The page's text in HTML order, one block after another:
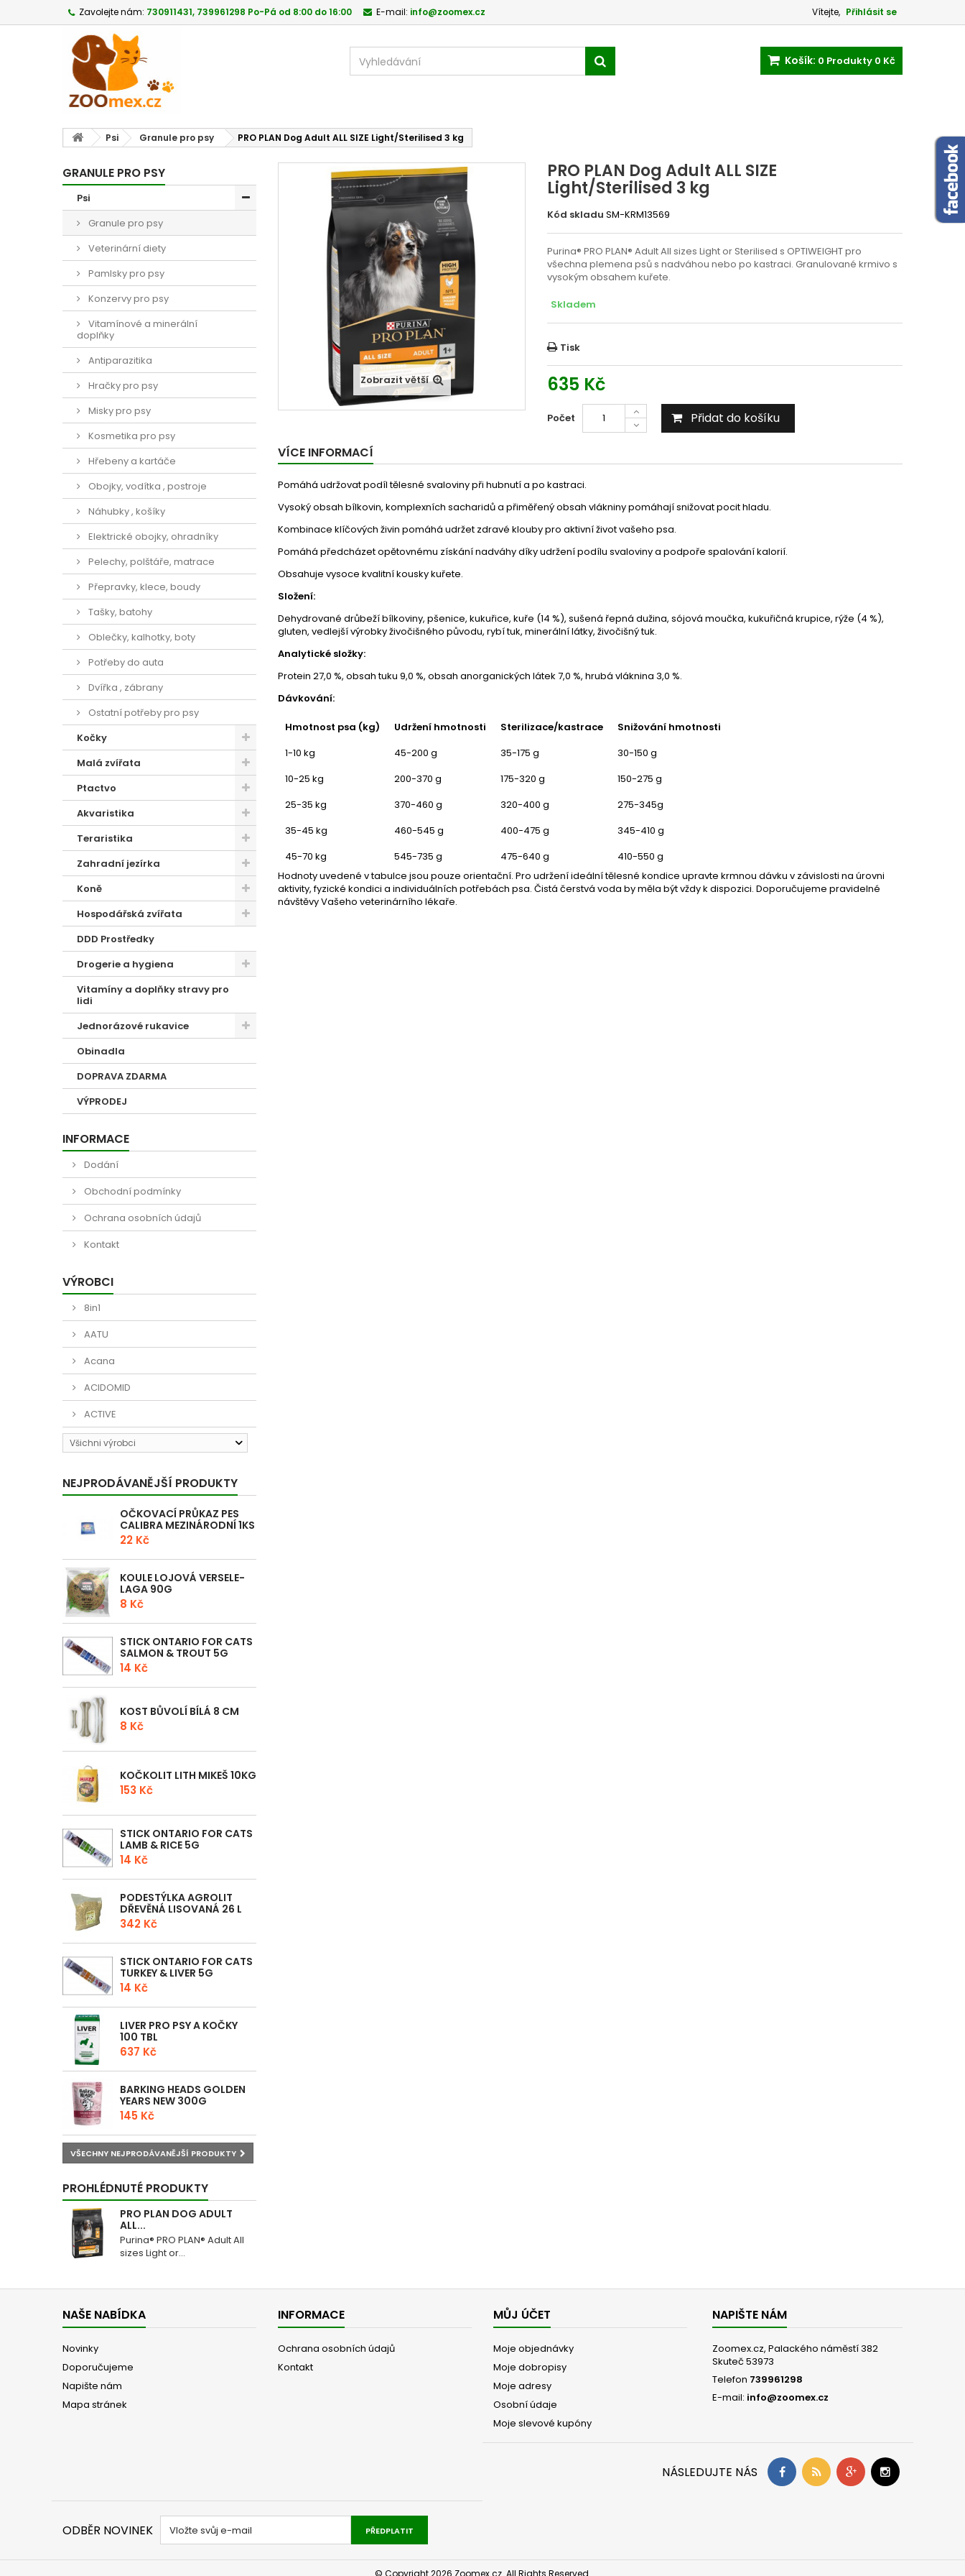
Vítejte, Přihlásit se
Zavolejte nám: 730911431, 739961298 Po-Pá od 8:00 do 16:00 E-mail: info@zoomex.cz
Košík: 0 Produkty 0 Kč
Psi Granule pro psy PRO PLAN Dog Adult ALL SIZE Light/Sterilised 3 kg
GRANULE PRO PSY
Psi
Granule pro psy
Veterinární diety
Pamlsky pro psy
Konzervy pro psy
Vitamínové a minerální
doplňky
Antiparazitika
Hračky pro psy
Misky pro psy
Kosmetika pro psy
Hřebeny a kartáče
Obojky, vodítka , postroje
Náhubky , košíky
Elektrické obojky, ohradníky
Pelechy, polštáře, matrace
Přepravky, klece, boudy
Tašky, batohy
Oblečky, kalhotky, boty
Potřeby do auta
Dvířka , zábrany
Ostatní potřeby pro psy
Kočky
Malá zvířata
Ptactvo
Akvaristika
Teraristika
Zahradní jezírka
Koně
Hospodářská zvířata
DDD Prostředky
Drogerie a hygiena
Vitamíny a doplňky stravy pro
lidi
Jednorázové rukavice
Obinadla
DOPRAVA ZDARMA
VÝPRODEJ
INFORMACE
Dodání
Obchodní podmínky
Ochrana osobních údajů
Kontakt
VÝROBCI
8in1
AATU
Acana
ACIDOMID
ACTIVE
Všichni výrobci
NEJPRODÁVANĚJŠÍ PRODUKTY
OČKOVACÍ PRŮKAZ PES
CALIBRA MEZINÁRODNÍ 1KS
22 Kč
KOULE LOJOVÁ VERSELE-
LAGA 90G
8 Kč
STICK ONTARIO FOR CATS
SALMON & TROUT 5G
14 Kč
KOST BŮVOLÍ BÍLÁ 8 CM
8 Kč
KOČKOLIT LITH MIKEŠ 10KG
153 Kč
STICK ONTARIO FOR CATS
LAMB & RICE 5G
14 Kč
PODESTÝLKA AGROLIT
DŘEVĚNÁ LISOVANÁ 26 L
342 Kč
STICK ONTARIO FOR CATS
TURKEY & LIVER 5G
14 Kč
LIVER PRO PSY A KOČKY
100 TBL
637 Kč
BARKING HEADS GOLDEN
YEARS NEW 300G
145 Kč
VŠECHNY NEJPRODÁVANĚJŠÍ PRODUKTY
PROHLÉDNUTÉ PRODUKTY
PRO PLAN DOG ADULT
ALL...
Purina® PRO PLAN® Adult All
sizes Light or...
Zobrazit větší
PRO PLAN Dog Adult ALL SIZE
Light/Sterilised 3 kg
Kód skladu SM-KRM13569
Purina® PRO PLAN® Adult All sizes Light or Sterilised s OPTIWEIGHT pro
všechna plemena psů s nadváhou nebo po kastraci. Granulované krmivo s
vysokým obsahem kuřete.
Skladem
Tisk
635 Kč
Počet Přidat do košíku
VÍCE INFORMACÍ
Pomáhá udržovat podíl tělesné svaloviny při hubnutí a po kastraci.
Vysoký obsah bílkovin, komplexních sacharidů a přiměřený obsah vlákniny pomáhají snižovat pocit hladu.
Kombinace klíčových živin pomáhá udržet zdravé klouby pro aktivní život vašeho psa.
Pomáhá předcházet opětovnému získání nadváhy díky udržení podílu svaloviny a podpoře spalování kalorií.
Obsahuje vysoce kvalitní kousky kuřete.
Složení:
Dehydrované drůbeží bílkoviny, pšenice, kukuřice, kuře (14 %), sušená řepná dužina, sójová moučka, kukuřičná krupice, rýže (4 %),
gluten, vedlejší výrobky živočišného původu, rybí tuk, minerální látky, živočišný tuk.
Analytické složky:
Protein 27,0 %, obsah tuku 9,0 %, obsah anorganických látek 7,0 %, hrubá vláknina 3,0 %.
Dávkování:
Hmotnost psa (kg) Udržení hmotnosti Sterilizace/kastrace
Snižování hmotnosti
1-10 kg
45-200 g 35-175 g
30-150 g
10-25 kg
200-370 g 175-320 g
150-275 g
25-35 kg
370-460 g 320-400 g
275-345g
35-45 kg
460-545 g 400-475 g
345-410 g
45-70 kg
545-735 g 475-640 g
410-550 g
Hodnoty uvedené v tabulce jsou pouze orientační. Pro udržení ideální tělesné kondice upravte krmnou dávku v závislosti na úrovni
aktivity, fyzické kondici a individuálních potřebách psa. Čistá čerstvá voda by měla být vždy k dispozici. Doporučujeme pravidelné
návštěvy Vašeho veterinárního lékaře.
NAŠE NABÍDKA
Novinky
Doporučujeme
Napište nám
Mapa stránek
INFORMACE
Ochrana osobních údajů
Kontakt
© Copyright 2026 Zoomex.cz. All Rights Reserved.
MŮJ ÚČET
Moje objednávky
Moje dobropisy
Moje adresy
Osobní údaje
Moje slevové kupóny
NAPIŠTE NÁM
Zoomex.cz, Palackého náměstí 382
Skuteč 53973
Telefon 739961298
E-mail: info@zoomex.cz
NÁSLEDUJTE NÁS
ODBĚR NOVINEK PŘEDPLATIT